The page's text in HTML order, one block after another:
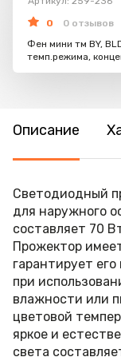
0
0 отзывов
Фен мини тм BY,
темп.режима,
Описание
Светодиодный
для наружного
составляет 70
Прожектор
гарантирует
при
влажности или
цветовой
яркое и
света